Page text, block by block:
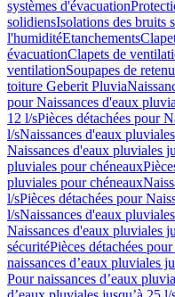
systèmes d'évacuation
solidiensIsolations des bruits
l'humiditéEtanchements
évacuationClapets de
ventilationSoupapes de
toiture Geberit Pluvia
pour Naissances d'eaux
12 l/sPièces détachées pour
l/sNaissances d'eaux
Naissances d'eaux pluviales
pluviales pour chéneaux
pluviales pour chéneaux
l/sPièces détachées pour
l/sNaissances d'eaux
Naissances d'eaux pluviales
sécuritéPièces détachées
naissances d’eaux pluviales
Pour naissances d’eaux